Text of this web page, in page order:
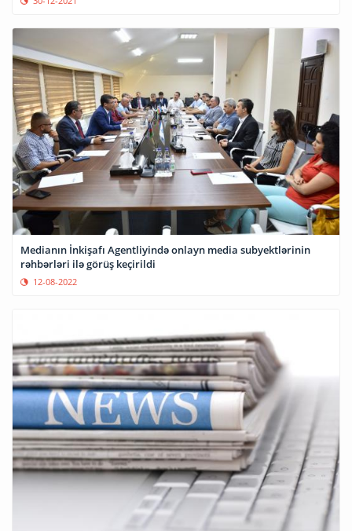
Medianın İnkişafı Agentliyində onlayn media subyektlərinin
rəhbərləri ilə görüş keçirildi
12-08-2022